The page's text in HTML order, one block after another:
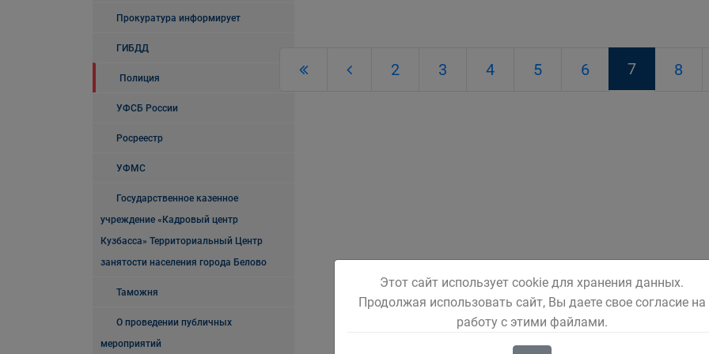
Прокуратура информирует
ГИБДД
Полиция
УФСБ России
Росреестр
УФМС
Государственное казенное
учреждение «Кадровый центр
Кузбасса» Территориальный Центр
занятости населения города Белово
Таможня
О проведении публичных
мероприятий
2 3 4 5 6 7 8
Этот сайт использует cookie для хранения данных.
Продолжая использовать сайт, Вы даете свое согласие на
работу с этими файлами.